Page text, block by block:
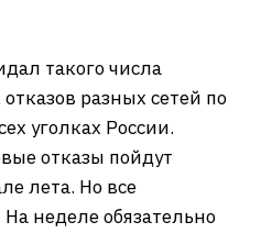
такого числа
разных сетей по
уголках России.
отказы пойдут
лета. Но все
неделе обязательно